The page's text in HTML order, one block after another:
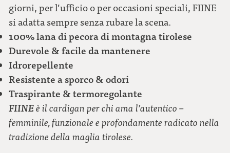
giorni, per l’ufficio o per occasioni speciali, FIINE
si adatta sempre senza rubare la scena.
100% lana di pecora di montagna tirolese
Durevole & facile da mantenere
Idrorepellente
Resistente a sporco & odori
Traspirante & termoregolante
FIINEè il cardigan per chi ama l’autentico –
femminile, funzionale e profondamente radicato nella
tradizione della maglia tirolese.